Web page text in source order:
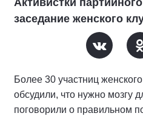
Активистки
заседание женского
Более 30 участниц
обсудили, что нужно мозгу
поговорили о правильном